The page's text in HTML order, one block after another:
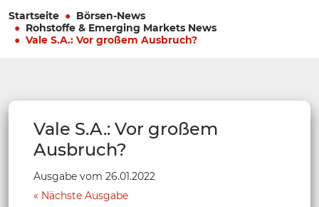
Startseite
Börsen-News
Rohstoffe & Emerging Markets News
Vale S.A.: Vor großem Ausbruch?
Vale S.A.: Vor großem
Ausbruch?
Ausgabe vom 26.01.2022
Nächste Ausgabe